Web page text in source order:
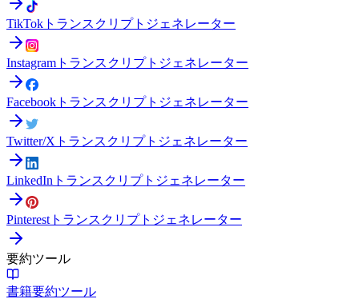
TikTokトランスクリプトジェネレーター
Instagramトランスクリプトジェネレーター
Facebookトランスクリプトジェネレーター
Twitter/Xトランスクリプトジェネレーター
LinkedInトランスクリプトジェネレーター
Pinterestトランスクリプトジェネレーター
要約ツール
書籍要約ツール